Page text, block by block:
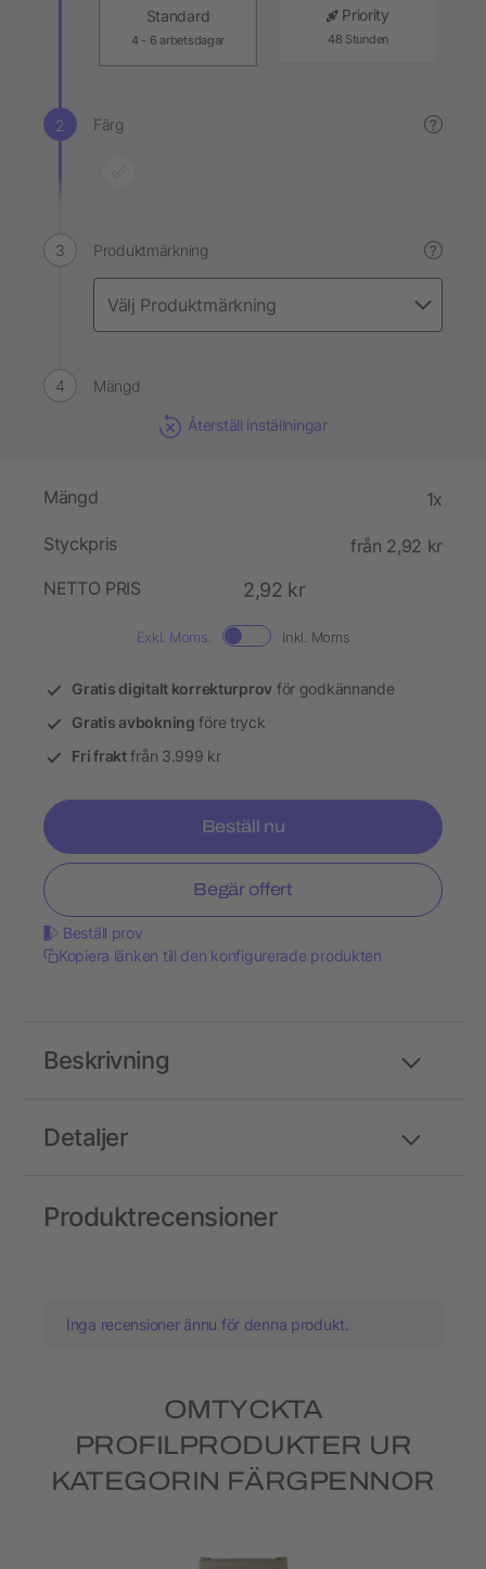
Standard
4 - 6 arbetsdagar
Priority
48 Stunden
Färg ?
Produktmärkning ?
Mängd
Återställ inställningar
Mängd 1x
Styckpris
från 2,92 kr
NETTO PRIS
2,92 kr
Exkl. Moms. Inkl. Moms
Gratis digitalt korrekturprov för godkännande
Gratis avbokning före tryck
Fri fraktfrån 3.999 kr
Beställ nu
Begär offert
Beställ prov
Kopiera länken till den konfigurerade produkten
Detaljer
Beskrivning
Produktrecensioner
Inga recensioner ännu för denna produkt.
OMTYCKTA
PROFILPRODUKTER UR
KATEGORIN FÄRGPENNOR